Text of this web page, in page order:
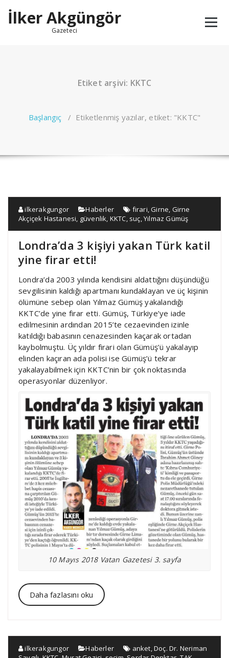
geçİlker Akgüngör
Gazeteci
Etiket arşivi: KKTC
Başlangıç / Etiketlenmiş yazılar, etiket: "KKTC"
ilkerakgungor Haberler firari,Girne, Girne
Akçiçek Hastanesi, güvenlik, KKTC, suç,Yılmaz Gümüş
Londra’da 3 kişiyi yakan Türk katil
yine firar etti!
Londra’da 2003 yılında kendisini aldattığını düşündüğü
sevgilisinin kaldığı apartmanı kundaklayan ve üç kişinin
ölümüne sebep olan Yılmaz Gümüş yakalandığı
KKTC’de yine firar etti. Gümüş, Türkiye’ye iade
edilmesinin ardından 2015’te cezaevinden izinle
katıldığı babasının cenazesinden kaçarak ortadan
kaybolmuştu. Üç yıldır firari olan Gümüş’ü yakalayıp
elinden kaçıran ada polisi ise Gümüş’ü tekrar
yakalayabilmek için KKTC’nin bir çok noktasında
operasyonlar düzenliyor.
10 Mayıs 2018 Vatan Gazetesi 3. sayfa
Daha fazlasını oku
ilkerakgungor Haberler anket ,Doç. Dr. Neriman